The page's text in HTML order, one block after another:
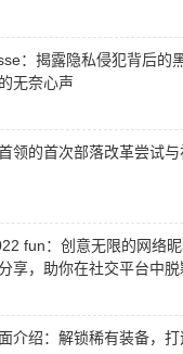
：揭露隐私侵犯背后的
无奈心声
领的首次部落改革尝试与
fun：创意无限的网络
享，助你在社交平台中脱
介绍：解锁稀有装备，打